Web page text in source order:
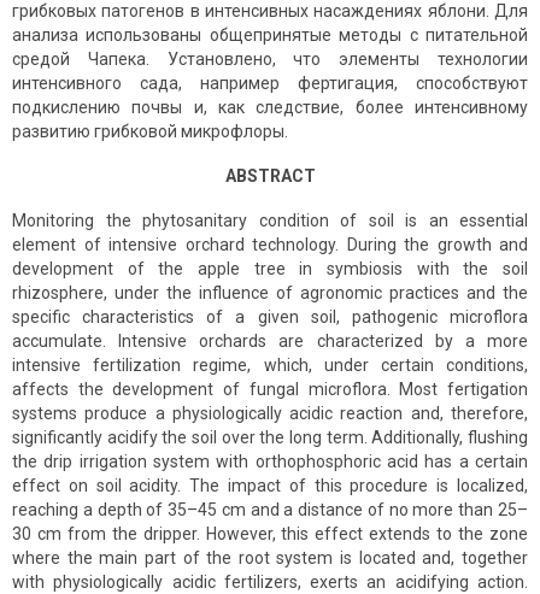
грибковых патогенов в интенсивных насаждениях яблони. Для
анализа использованы общепринятые методы с питательной
средой Чапека. Установлено, что элементы технологии
интенсивного сада, например фертигация, способствуют
подкислению почвы и, как следствие, более интенсивному
развитию грибковой микрофлоры.
ABSTRACT
Monitoring the phytosanitary condition of soil is an essential
element of intensive orchard technology. During the growth and
development of the apple tree in symbiosis with the soil
rhizosphere, under the influence of agronomic practices and the
specific characteristics of a given soil, pathogenic microflora
accumulate. Intensive orchards are characterized by a more
intensive fertilization regime, which, under certain conditions,
affects the development of fungal microflora. Most fertigation
systems produce a physiologically acidic reaction and, therefore,
significantly acidify the soil over the long term. Additionally, flushing
the drip irrigation system with orthophosphoric acid has a certain
effect on soil acidity. The impact of this procedure is localized,
reaching a depth of 35–45 cm and a distance of no more than 25–
30 cm from the dripper. However, this effect extends to the zone
where the main part of the root system is located and, together
with physiologically acidic fertilizers, exerts an acidifying action.